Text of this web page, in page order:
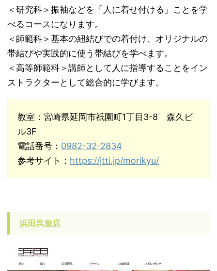
＜研究科＞振袖などを「人に着せ付ける」ことを学
べるコースになります。
＜師範科＞基本の紐結びでの着付け、オリジナルの
帯結びや実践的に使う帯結びを学べます。
＜高等師範科＞講師として人に指導することをイン
ストラクターとして総合的に学びます。
教室：宮崎県延岡市祇園町1丁目3-8 森久ビ
ル3F
電話番号： 0982-32-2834
参考サイト： https://jtti.jp/morikyu/
浜田呉服店